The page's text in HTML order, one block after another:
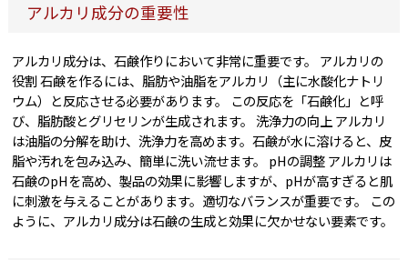
アルカリ成分の重要性
アルカリ成分は、石鹸作りにおいて非常に重要です。 アルカリの
役割 石鹸を作るには、脂肪や油脂をアルカリ（主に水酸化ナトリ
ウム）と反応させる必要があります。 この反応を「石鹸化」と呼
び、脂肪酸とグリセリンが生成されます。 洗浄力の向上 アルカリ
は油脂の分解を助け、洗浄力を高めます。石鹸が水に溶けると、皮
脂や汚れを包み込み、簡単に洗い流せます。 pHの調整 アルカリは
石鹸のpHを高め、製品の効果に影響しますが、pHが高すぎると肌
に刺激を与えることがあります。適切なバランスが重要です。 この
ように、アルカリ成分は石鹸の生成と効果に欠かせない要素です。